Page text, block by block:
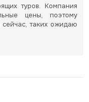
туров. Компания
цены, поэтому
сейчас, таких ожидаю